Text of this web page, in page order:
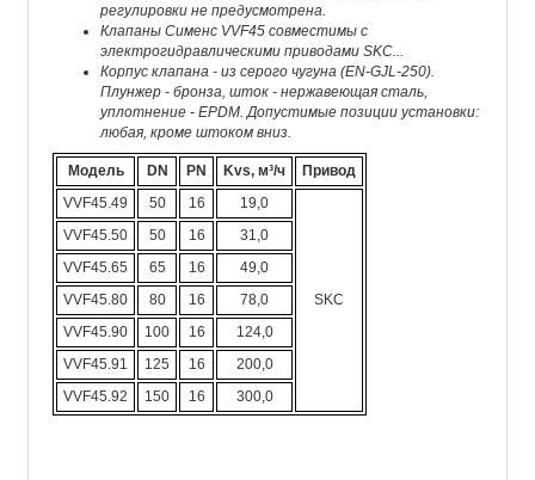
регулировки не предусмотрена.
Клапаны Сименс VVF45 совместимы с
электрогидравлическими приводами SKC...
Корпус клапана - из серого чугуна (EN-GJL-250).
Плунжер - бронза, шток - нержавеющая сталь,
уплотнение - EPDM. Допустимые позиции установки:
любая, кроме штоком вниз.
Модель DN PN Kvs, м³/ч
Привод
VVF45.49
50 16 19,0
SKC
VVF45.50 50 16
31,0
VVF45.65
65 16
49,0
VVF45.80
80 16
78,0
VVF45.90
100 16
124,0
VVF45.91
125 16
200,0
VVF45.92
150 16 300,0